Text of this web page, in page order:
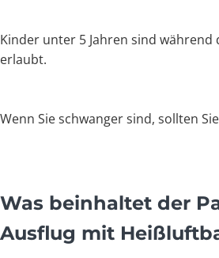
Kinder unter 5 Jahren sind während
erlaubt.
Wenn Sie schwanger sind, sollten
Was beinhaltet der
Ausflug mit